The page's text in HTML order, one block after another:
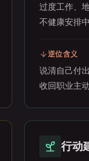
过度工作、
不健康安排中
逆位含义
说清自己付
收回职业主动
行动